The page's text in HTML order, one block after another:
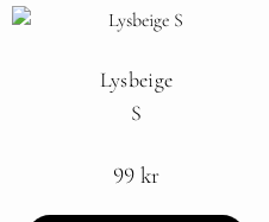
Lysbeige
S
99 kr